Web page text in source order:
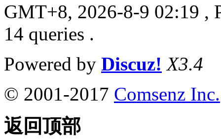
GMT+8, 2026-8-9 02:19 ,
14 queries .
Powered by Discuz! X3.4
© 2001-2017 Comsenz Inc.
返回顶部